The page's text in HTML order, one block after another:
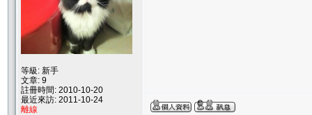
等級: 新手
文章: 9
註冊時間: 2010-10-20
最近來訪: 2011-10-24
離線